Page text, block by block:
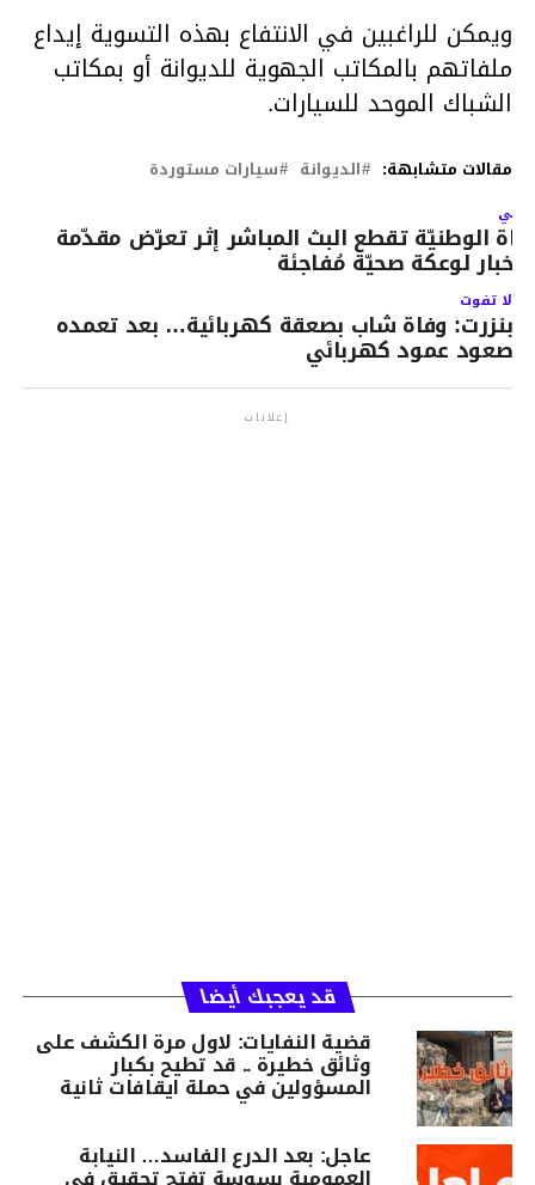
ويمكن للراغبين في الانتفاع بهذه التسوية إيداع
ملفاتهم بالمكاتب الجهوية للديوانة أو بمكاتب
الشباك الموحد للسيارات.
مقالات متشابهة: الديوانة سيارات مستوردة
الوطنيّة تقطع البث المباشر إثر تعرّض مقدّمة
لوعكة صحيّة مُفاجئة
لا تفوت
بنزرت: وفاة شاب بصعقة كهربائية… بعد تعمده
صعود عمود كهربائي
إعلانات
قد يعجبك أيضا
قضية النفايات: لاول مرة الكشف على
وثائق خطيرة .. قد تطيح بكبار
المسؤولين في حملة ايقافات ثانية
عاجل: بعد الدرع الفاسد… النيابة